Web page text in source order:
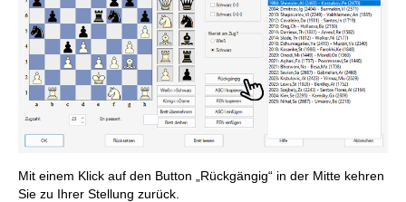
Mit einem Klick auf den Button „Rückgängig“ in der Mitte kehren
Sie zu Ihrer Stellung zurück.